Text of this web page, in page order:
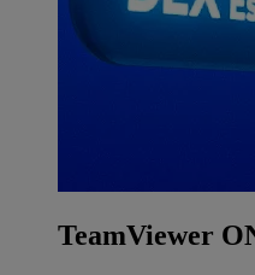
TeamViewer